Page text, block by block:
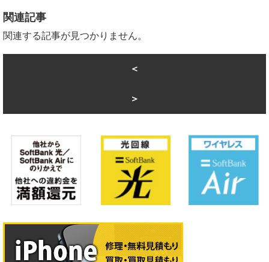
関連記事
関連する記事が見つかりません。
＜
＞